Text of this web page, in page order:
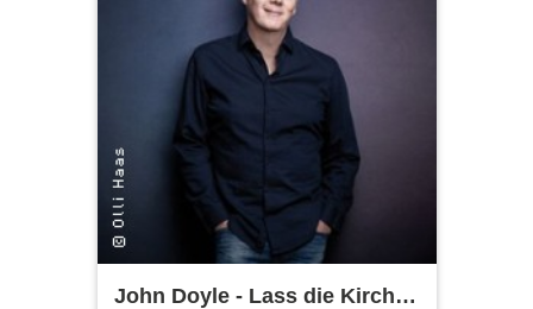
John Doyle - Lass die Kirche